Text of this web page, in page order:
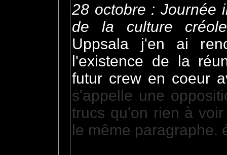
28 octobre : Journée
de la culture
Uppsala j'en ai
l'existence de la
futur crew en coeur
s'appelle une
trucs qu'on rien à
le même paragraphe.